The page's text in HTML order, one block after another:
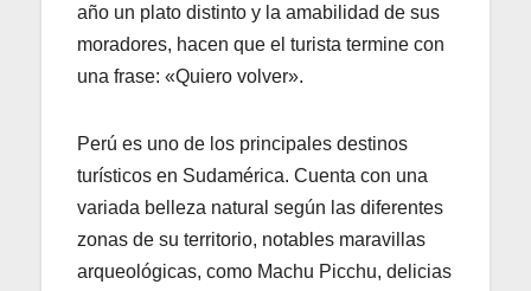
año un plato distinto y la amabilidad de sus
moradores, hacen que el turista termine con
una frase: «Quiero volver».
Perú es uno de los principales destinos
turísticos en Sudamérica. Cuenta con una
variada belleza natural según las diferentes
zonas de su territorio, notables maravillas
arqueológicas, como Machu Picchu, delicias